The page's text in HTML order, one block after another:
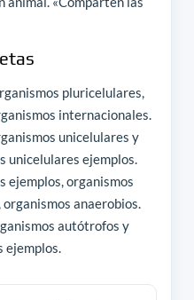
pluricelulares,
internacionales.
unicelulares y
unicelulares ejemplos.
ejemplos, organismos
anaerobios.
autótrofos y
ejemplos.